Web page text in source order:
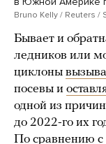
Bruno Kelly / Reuters /
Бывает и
ледников или
циклоны
посевы и
одной из причин
до 2022-го их
По сравнению с